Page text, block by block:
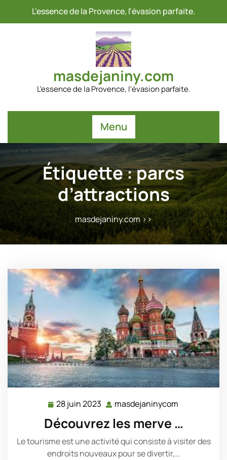
L'essence de la Provence, l'évasion parfaite.
masdejaniny.com
L'essence de la Provence, l'évasion parfaite.
Menu
Étiquette :parcs
d’attractions
masdejaniny.com>>
28 juin 2023 28
juin
2023
masdejaninycom
Découvrez les merve …
Le tourisme est une activité qui consiste à visiter des
endroits nouveaux pour se divertir,…